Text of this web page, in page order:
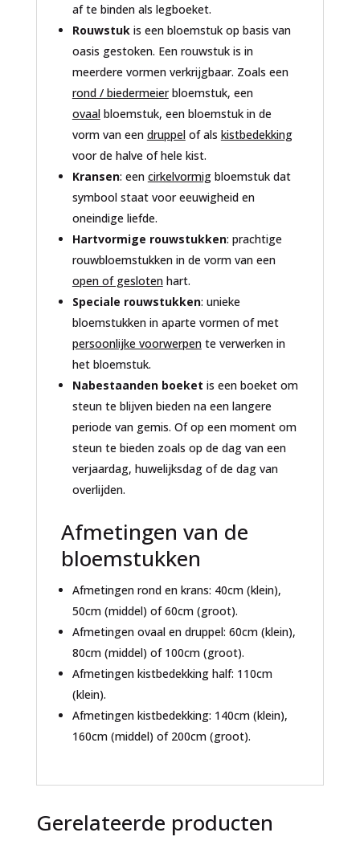
af te binden als legboeket.
Rouwstukis een bloemstuk op basis van
oasis gestoken. Een rouwstuk is in
meerdere vormen verkrijgbaar. Zoals een
rond / biedermeierbloemstuk, een
ovaalbloemstuk, een bloemstuk in de
vorm van een druppelof als kistbedekking
voor de halve of hele kist.
Kransen: een cirkelvormigbloemstuk dat
symbool staat voor eeuwigheid en
oneindige liefde.
Hartvormige rouwstukken: prachtige
rouwbloemstukken in de vorm van een
open of geslotenhart.
Speciale rouwstukken: unieke
bloemstukken in aparte vormen of met
persoonlijke voorwerpente verwerken in
het bloemstuk.
Nabestaanden boeket is een boeket om
steun te blijven bieden na een langere
periode van gemis. Of op een moment om
steun te bieden zoals op de dag van een
verjaardag, huwelijksdag of de dag van
overlijden.
Afmetingen van de
bloemstukken
Afmetingen rond en krans: 40cm (klein),
50cm (middel) of 60cm (groot).
Afmetingen ovaal en druppel: 60cm (klein),
80cm (middel) of 100cm (groot).
Afmetingen kistbedekking half: 110cm
(klein).
Afmetingen kistbedekking: 140cm (klein),
160cm (middel) of 200cm (groot).
Gerelateerde producten